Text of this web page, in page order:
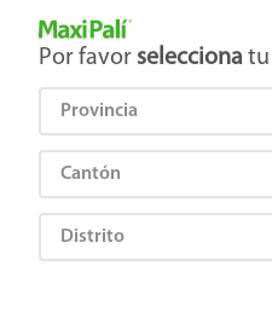
Tienda Maxi Palí
Por favor selecciona tu
Provincia
Cantón
Distrito